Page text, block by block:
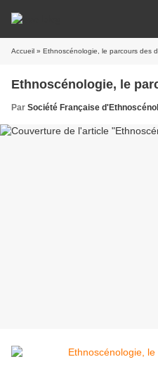
Accueil » Ethnoscénologie, le parcours des
Ethnoscénologie, le
Par Société Française